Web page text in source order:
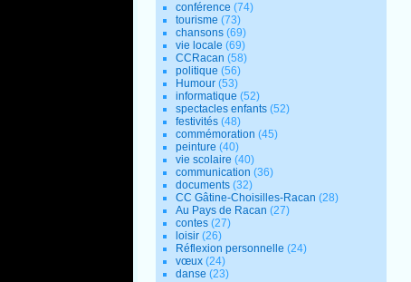
conférence (74)
tourisme (73)
chansons (69)
vie locale (69)
CCRacan (58)
politique (56)
Humour (53)
informatique (52)
spectacles enfants (52)
festivités (48)
commémoration (45)
peinture (40)
vie scolaire (40)
communication (36)
documents (32)
CC Gâtine-Choisilles-Racan (28)
Au Pays de Racan (27)
contes (27)
loisir (26)
Réflexion personnelle (24)
vœux (24)
danse (23)